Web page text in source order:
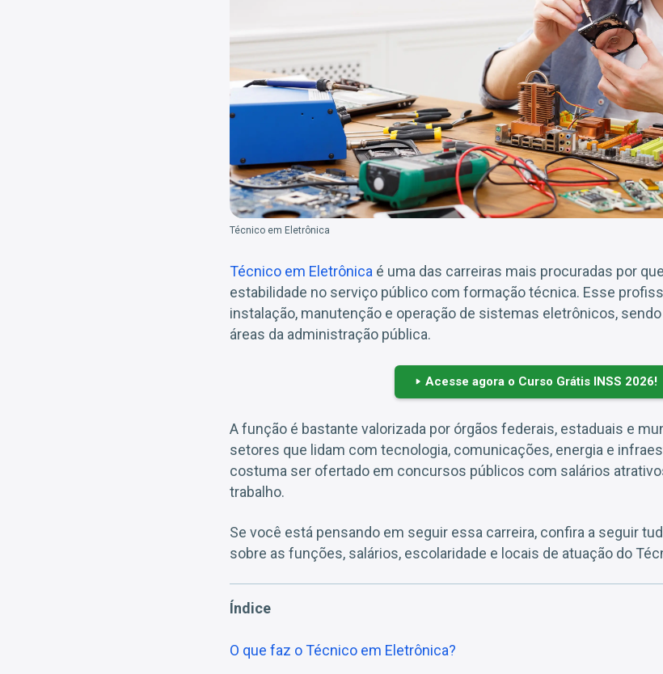
Técnico em Eletrônica
Técnico em Eletrônica é uma das carreiras mais procuradas por
estabilidade no serviço público com formação técnica. Esse
instalação, manutenção e operação de sistemas eletrônicos,
áreas da administração pública.
Acesse agora o Curso Grátis INSS 2026!
A função é bastante valorizada por órgãos federais, estaduais e
setores que lidam com tecnologia, comunicações, energia e
costuma ser ofertado em concursos públicos com salários
trabalho.
Se você está pensando em seguir essa carreira, confira a seguir
sobre as funções, salários, escolaridade e locais de atuação do
Índice
O que faz o Técnico em Eletrônica?